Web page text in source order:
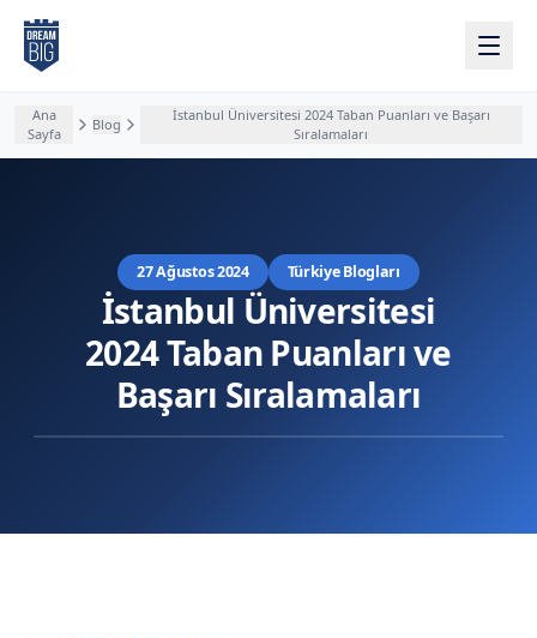
Ana içeriğe atla
Ana
Sayfa
Blog
İstanbul Üniversitesi 2024 Taban Puanları ve Başarı
Sıralamaları
27 Ağustos 2024 Türkiye Blogları
İstanbul Üniversitesi
2024 Taban Puanları ve
Başarı Sıralamaları